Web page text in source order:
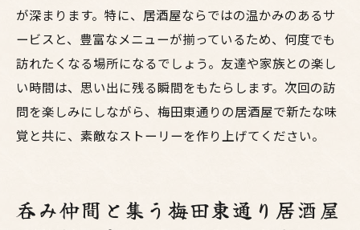
が深まります。特に、居酒屋ならではの温かみのあるサ
ービスと、豊富なメニューが揃っているため、何度でも
訪れたくなる場所になるでしょう。友達や家族との楽し
い時間は、思い出に残る瞬間をもたらします。次回の訪
問を楽しみにしながら、梅田東通りの居酒屋で新たな味
覚と共に、素敵なストーリーを作り上げてください。
呑み仲間と集う梅田東通り居酒屋